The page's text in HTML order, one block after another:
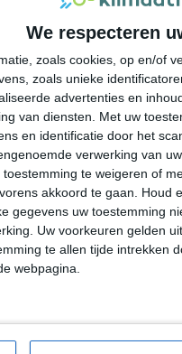
We respecteren
zoals cookies, op en/of
zoals unieke
advertenties en
van diensten.
Met uw
en identificatie door het
verwerking van
te weigeren of
akkoord te gaan.
Houd
gegevens uw toestemming
Uw voorkeuren gelden
te allen tijde intrekken
webpagina.
22°C 18°C
23:00 02:00
23:00 02:00
W 1 ZW 1